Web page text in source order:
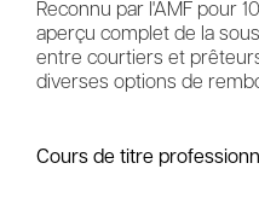
Reconnu par l'AMF pour
aperçu complet de la
entre courtiers et
diverses options de
Cours de titre